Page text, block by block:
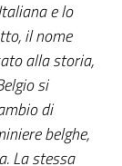
e lo
il nome
alla storia,
si
di
belghe,
La stessa